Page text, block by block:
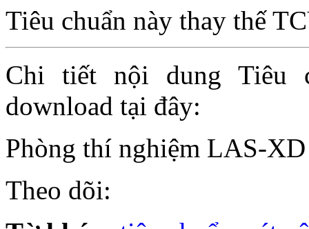
Tiêu chuẩn này thay thế
Chi tiết nội dung Tiêu
download tại đây:
Phòng thí nghiệm LAS-
Theo dõi: